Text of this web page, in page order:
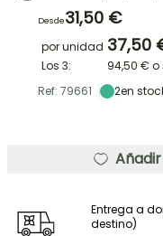
Desde31,50 €
por unidad 37,50
Los 3: 94,50 € o
Ref: 79661
2en
Entrega a
destino)